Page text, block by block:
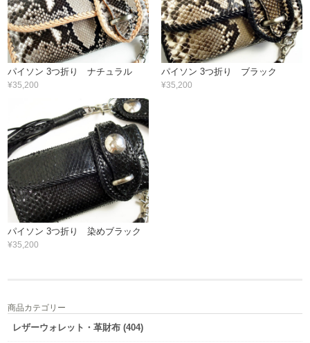
パイソン 3つ折り ナチュラル
¥35,200
パイソン 3つ折り ブラック
¥35,200
パイソン 3つ折り 染めブラック
¥35,200
商品カテゴリー
レザーウォレット・革財布 (404)